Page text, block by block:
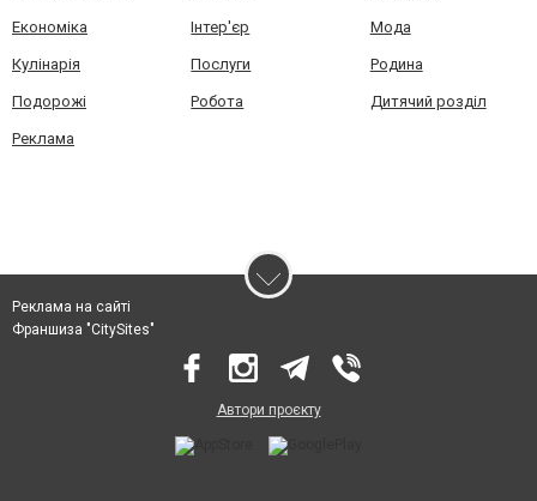
Економіка Інтер'єр Мода
Кулінарія Послуги Родина
Подорожі Робота Дитячий розділ
Реклама
Реклама на сайті
Франшиза "CitySites"
Автори проєкту